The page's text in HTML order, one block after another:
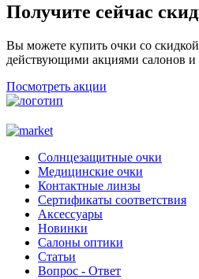
Получите сейчас
Вы можете купить очки со
действующими акциями салонов и
Посмотреть акции
Солнцезащитные очки
Медицинские очки
Контактные линзы
Сертификаты соответствия
Аксессуары
Новинки
Салоны оптики
Статьи
Вопрос - Ответ